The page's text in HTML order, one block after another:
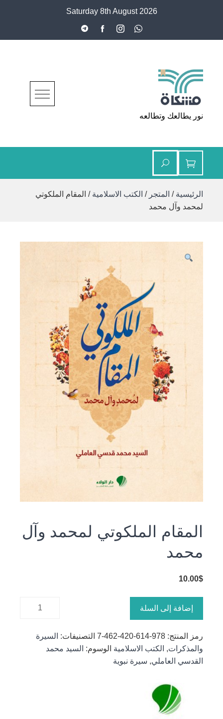
Saturday 8th August 2026
مشكاة
نور يطالعك وتطالعه
الرئيسية / المتجر / الكتب الاسلامية / المقام الملكوتي
لمحمد وآل محمد
المقام الملكوتي لمحمد وآل
محمد
10.00$
لمحمد وآل
محمد
إضافة إلى السلة
رمز المنتج: 978-614-420-462-7 التصنيفات: السيرة
والمذكرات, الكتب الاسلامية الوسوم: السيد محمد
القدسي العاملي, سيرة نبوية